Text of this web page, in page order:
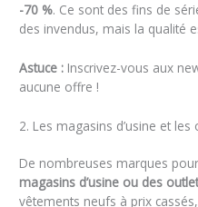
-70 %. Ce sont des fins de
des invendus, mais la qualité
Astuce : Inscrivez-vous aux
aucune offre !
2. Les magasins d’usine et les
De nombreuses marques
magasins d’usine ou des
vêtements neufs à prix